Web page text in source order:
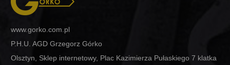
www.gorko.com.pl
P.H.U. AGD Grzegorz Górko
Olsztyn, Sklep internetowy, Plac Kazimierza Pułaskiego 7 klatka